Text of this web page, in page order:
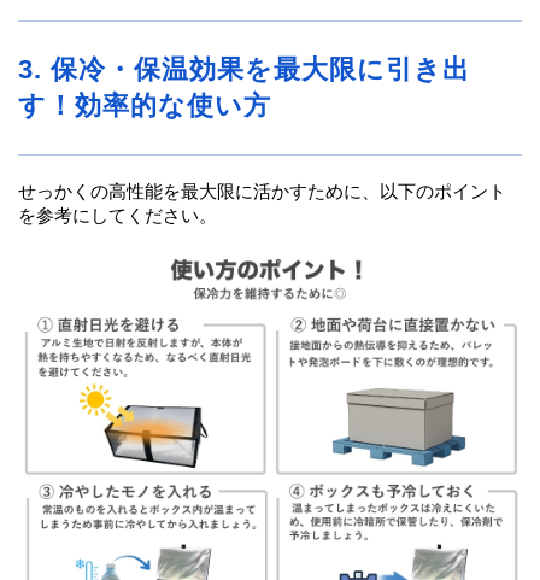
3. 保冷・保温効果を最大限に引き出
す！効率的な使い方
せっかくの高性能を最大限に活かすために、以下のポイント
を参考にしてください。